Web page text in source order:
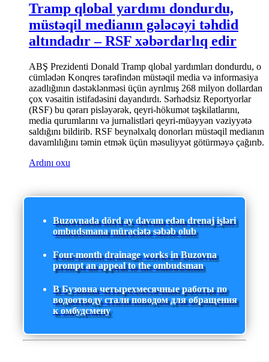
Tramp qlobal yardımı dondurdu,
müstəqil medianın gələcəyi təhdid
altındadır – RSF xəbərdarlıq edir
ABŞ Prezidenti Donald Tramp qlobal yardımları dondurdu, o
cümlədən Konqres tərəfindən müstəqil media və informasiya
azadlığının dəstəklənməsi üçün ayrılmış 268 milyon dollardan
çox vəsaitin istifadəsini dayandırdı. Sərhədsiz Reportyorlar
(RSF) bu qərarı pisləyərək, qeyri-hökumət təşkilatlarını,
media qurumlarını və jurnalistləri qeyri-müəyyən vəziyyətə
saldığını bildirib. RSF beynəlxalq donorları müstəqil medianın
davamlılığını təmin etmək üçün məsuliyyət götürməyə çağırıb.
Ardını oxu
Buzovnada dörd ay davam edən drenaj işləri
ombudsmana müraciətə səbəb olub
Four-month drainage works in Buzovna
prompt an appeal to the ombudsman
В Бузовна четырехмесячные работы по
водоотводу стали поводом для обращения
к омбудсмену